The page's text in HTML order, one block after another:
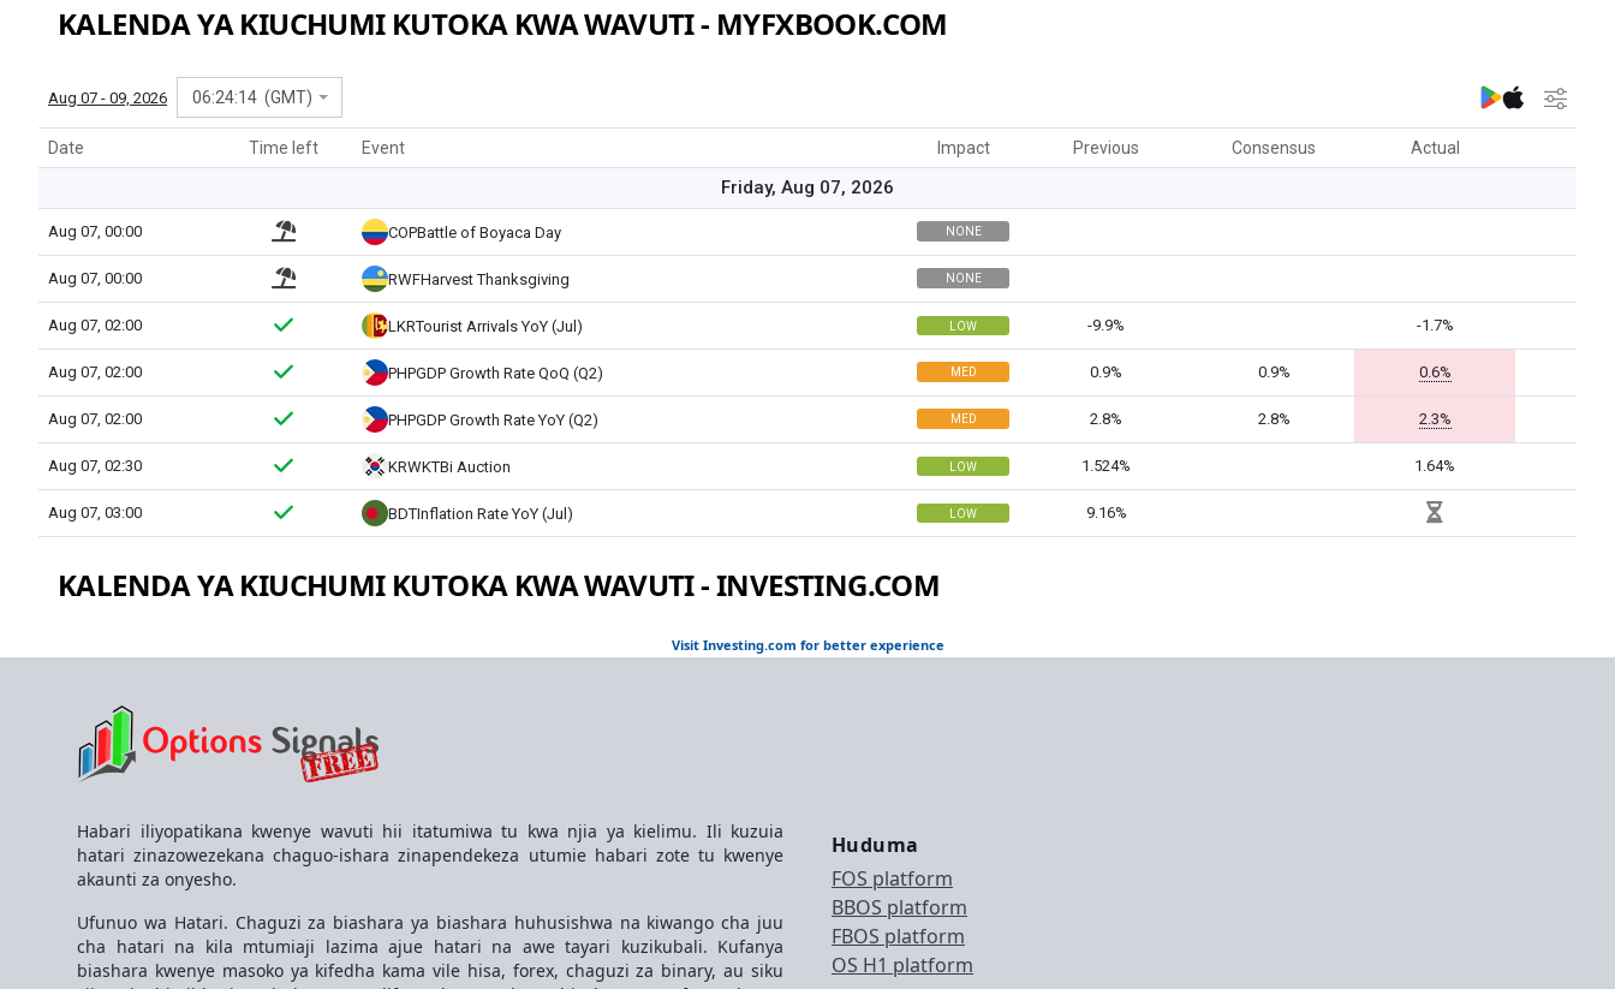
KALENDA YA KIUCHUMI KUTOKA KWA WAVUTI - MYFXBOOK.COM
KALENDA YA KIUCHUMI KUTOKA KWA WAVUTI - INVESTING.COM
Visit Investing.com for better experience
Habari iliyopatikana kwenye wavuti hii itatumiwa tu kwa njia ya kielimu. Ili kuzuia
hatari zinazowezekana chaguo-ishara zinapendekeza utumie habari zote tu kwenye
akaunti za onyesho.
Ufunuo wa Hatari. Chaguzi za biashara ya biashara huhusishwa na kiwango cha juu
cha hatari na kila mtumiaji lazima ajue hatari na awe tayari kuzikubali. Kufanya
biashara kwenye masoko ya kifedha kama vile hisa, forex, chaguzi za binary, au siku
Huduma
FOS platform
BBOS platform
FBOS platform
OS H1 platform